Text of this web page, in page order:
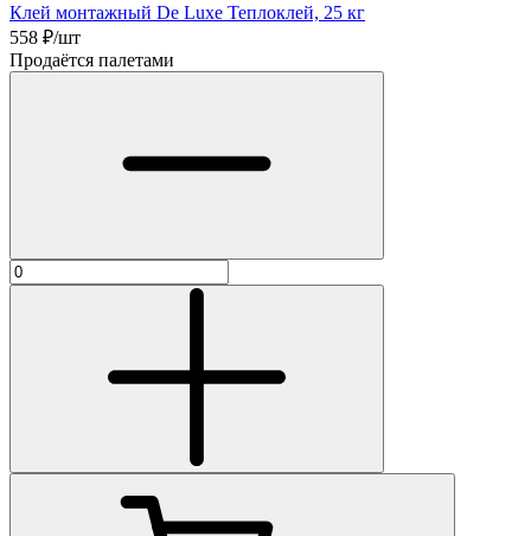
Клей монтажный De Luxe Теплоклей, 25 кг
558 ₽/шт
Продаётся палетами